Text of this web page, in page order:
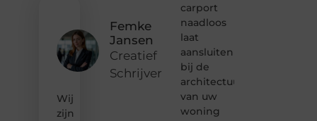
Femke
Jansen
Creatief
Schrijver
Wij
zijn
carport
naadloos
laat
aansluiten
bij de
architectuur
van uw
woning